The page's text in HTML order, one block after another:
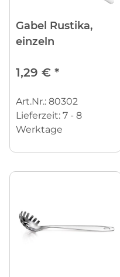
Gabel Rustika,
einzeln
1,29 € *
Art.Nr.: 80302
Lieferzeit: 7 - 8
Werktage